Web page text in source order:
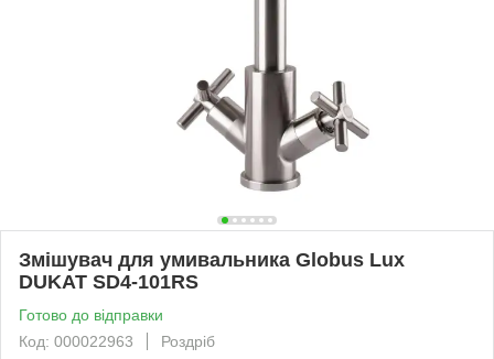
Змішувач для умивальника Globus Lux
DUKAT SD4-101RS
Готово до відправки
Код: 000022963
Роздріб